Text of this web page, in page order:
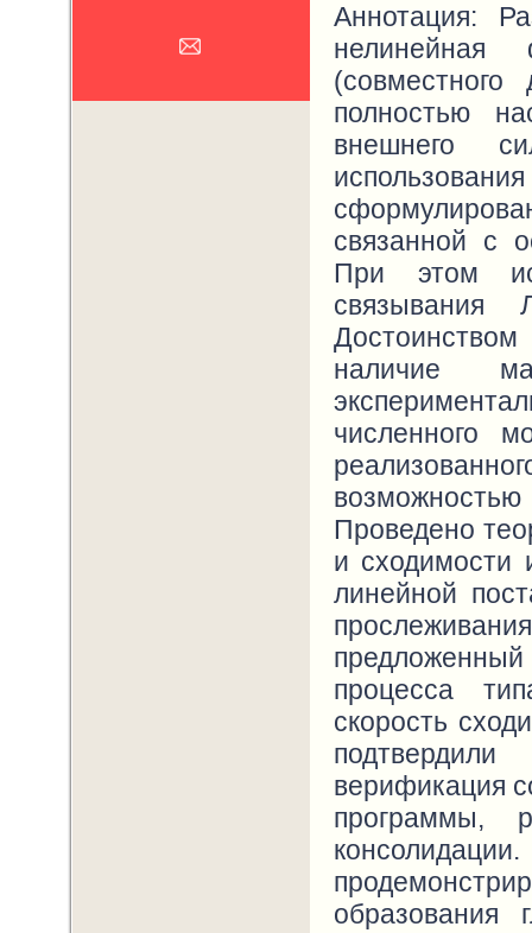
Аннотация:
нелинейная
(совместного
полностью
внешнего
связанной с
При этом
связывания
наличие
численного
Проведено
и сходимости
линейной
процесса
скорость
верификация
программы,
образования